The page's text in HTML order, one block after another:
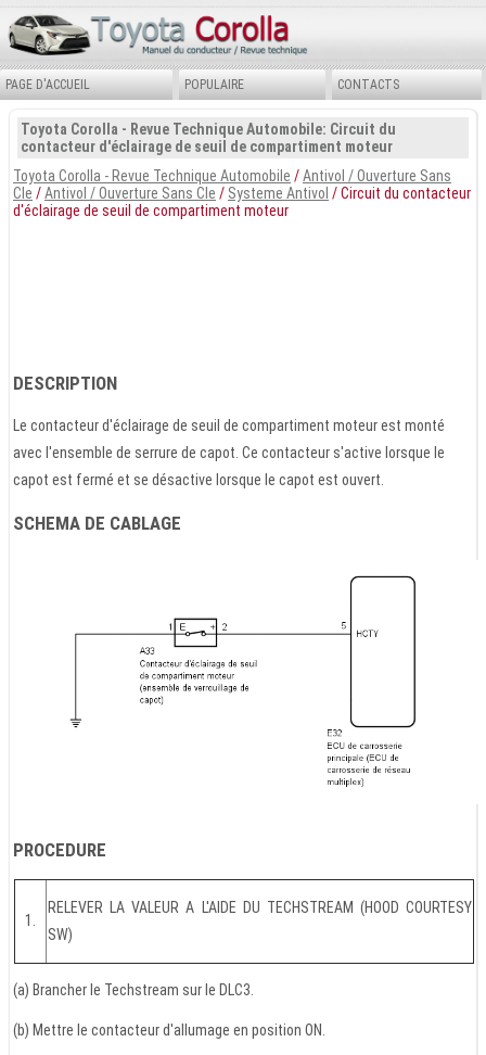
PAGE D'ACCUEIL POPULAIRE CONTACTS
Toyota Corolla - Revue Technique Automobile: Circuit du
contacteur d'éclairage de seuil de compartiment moteur
Toyota Corolla - Revue Technique Automobile /Antivol / Ouverture Sans
Cle /Antivol / Ouverture Sans Cle / Systeme Antivol / Circuit du contacteur
d'éclairage de seuil de compartiment moteur
DESCRIPTION
Le contacteur d'éclairage de seuil de compartiment moteur est monté
avec l'ensemble de serrure de capot. Ce contacteur s'active lorsque le
capot est fermé et se désactive lorsque le capot est ouvert.
SCHEMA DE CABLAGE
PROCEDURE
1.
RELEVER LA VALEUR A L'AIDE DU TECHSTREAM (HOOD COURTESY
SW)
(a) Brancher le Techstream sur le DLC3.
(b) Mettre le contacteur d'allumage en position ON.